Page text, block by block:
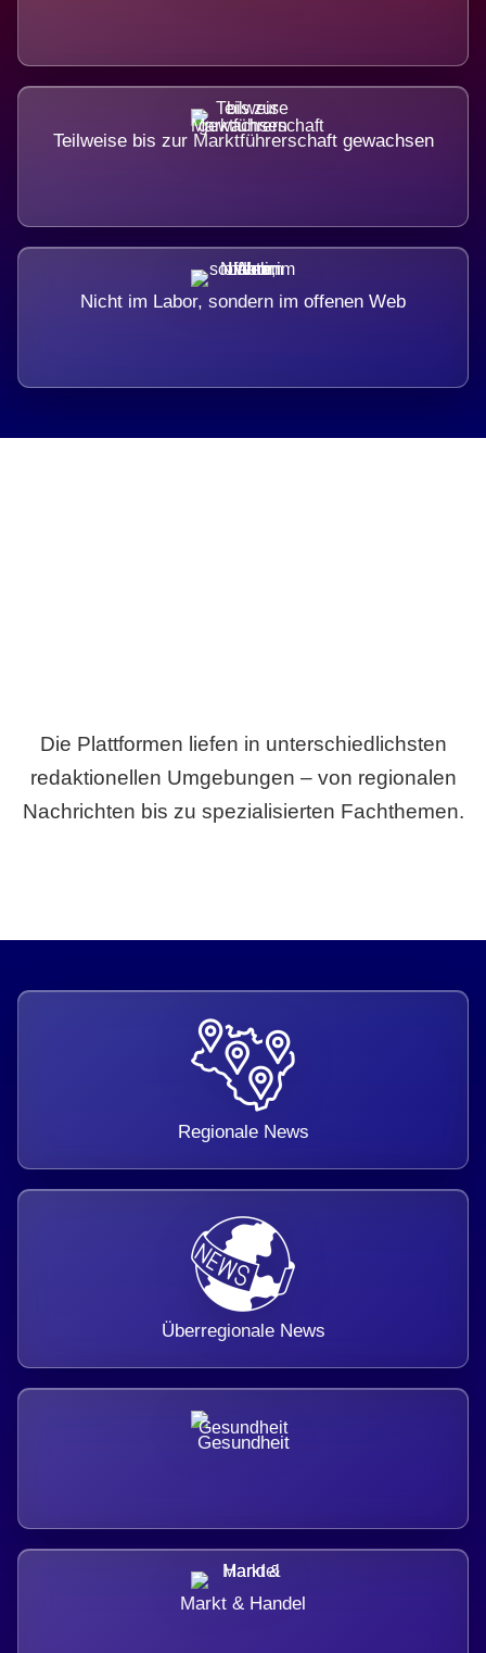
Teilweise bis zur Marktführerschaft gewachsen
Nicht im Labor, sondern im offenen Web
Die Plattformen liefen in unterschiedlichsten
redaktionellen Umgebungen – von regionalen
Nachrichten bis zu spezialisierten Fachthemen.
Regionale News
Überregionale News
Gesundheit
Markt & Handel